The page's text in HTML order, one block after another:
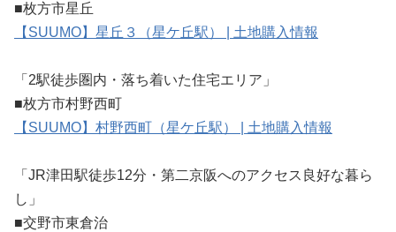
■枚方市星丘
【SUUMO】星丘３（星ケ丘駅） | 土地購入情報
「2駅徒歩圏内・落ち着いた住宅エリア」
■枚方市村野西町
【SUUMO】村野西町（星ケ丘駅） | 土地購入情報
「JR津田駅徒歩12分・第二京阪へのアクセス良好な暮ら
し」
■交野市東倉治